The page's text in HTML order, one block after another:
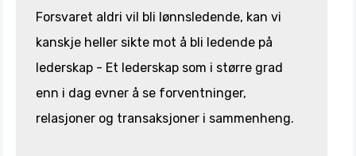
Forsvaret aldri vil bli lønnsledende, kan vi
kanskje heller sikte mot å bli ledende på
lederskap - Et lederskap som i større grad
enn i dag evner å se forventninger,
relasjoner og transaksjoner i sammenheng.